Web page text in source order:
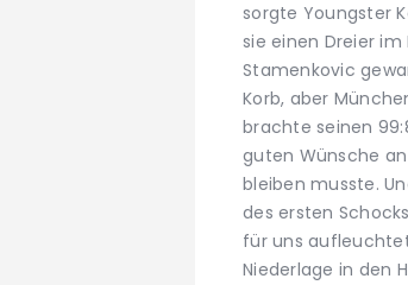
sorgte Youngster
sie einen Dreier
Stamenkovic
Korb, aber
brachte seinen
guten Wünsche
bleiben musste.
des ersten
für uns
Niederlage in den